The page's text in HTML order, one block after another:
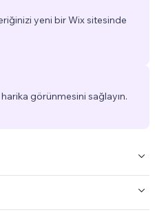
yeni bir Wix sitesinde
görünmesini sağlayın.